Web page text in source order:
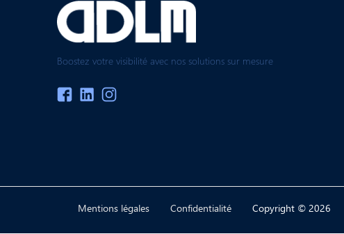
Boostez votre visibilité avec nos solutions sur mesure
Mentions légales Confidentialité Copyright © 2026